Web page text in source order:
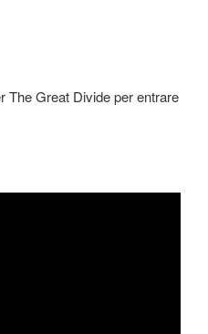
The Great Divide per entrare